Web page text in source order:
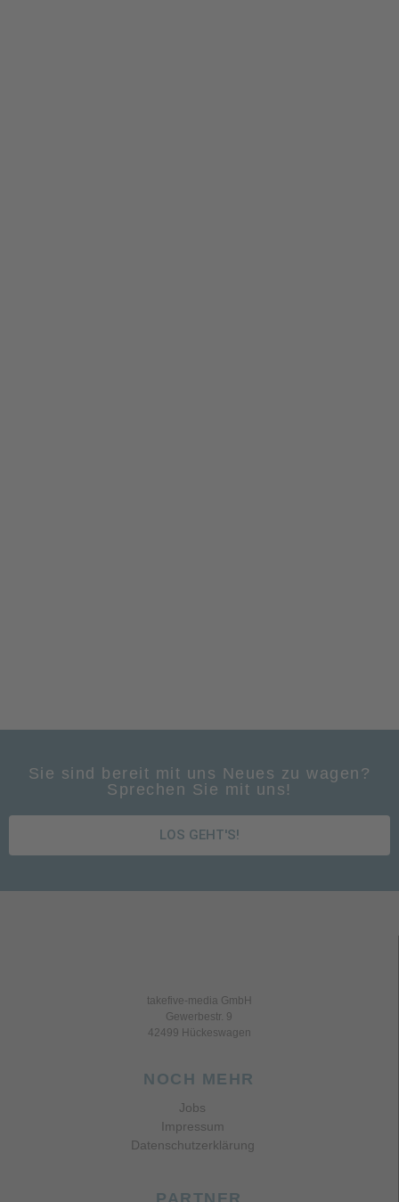
Sie sind bereit mit uns Neues zu wagen?
Sprechen Sie mit uns!
LOS GEHT'S!
takefive-media GmbH
Gewerbestr. 9
42499 Hückeswagen
NOCH MEHR
Jobs
Impressum
Datenschutzerklärung